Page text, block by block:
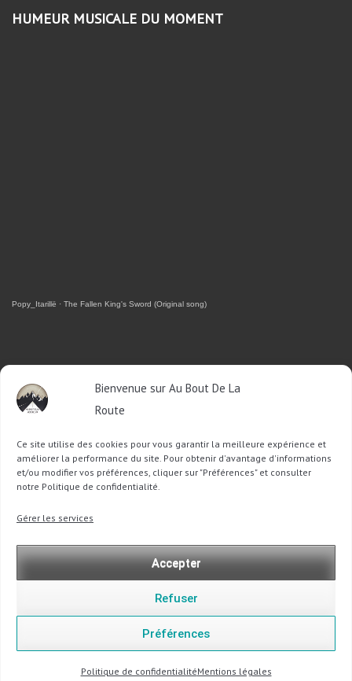
Bienvenue sur Au Bout De La
Route
Ce site utilise des cookies pour vous garantir la meilleure expérience et
améliorer la performance du site. Pour obtenir d'avantage d'informations
et/ou modifier vos préférences, cliquer sur "Préférences" et consulter
notre Politique de confidentialité.
Gérer les services
Accepter
Refuser
Préférences
Politique de confidentialitéMentions légales
HUMEUR MUSICALE DU MOMENT
Popy_Itarillë · The Fallen King's Sword (Original song)
RETROUVEZ-MOI SUR FACEBOOK
OU SUR TWITTER
Follow @Sophie_ABDLRTweet to @Sophie_ABDLR
:
Copyright @ 2013-2026 Au Bout De La Route |Mentions légales